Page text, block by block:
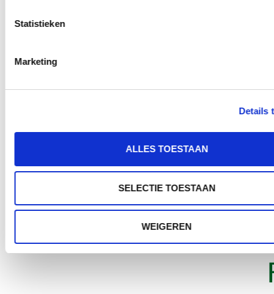
Statistieken
Marketing
Details
ALLES TOESTAAN
SELECTIE TOESTAAN
WEIGEREN